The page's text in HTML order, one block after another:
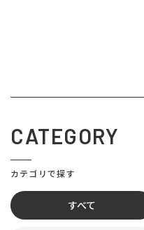
CATEGORY
カテゴリで探す
すべて